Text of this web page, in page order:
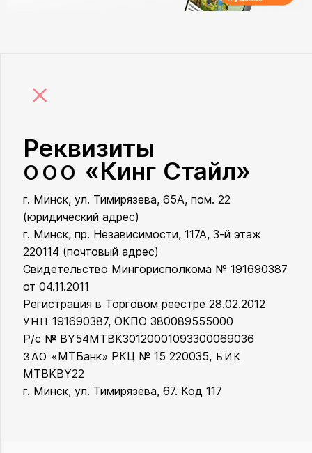
×
Реквизиты
ООО «Кинг Стайл»
ООО «Кинг Стайл»
г. Минск, ул. Тимирязева, 65А, пом. 22
(юридический адрес)
г. Минск, пр. Независимости, 117А, 3-й этаж
220114 (почтовый адрес)
Свидетельство Мингорисполкома № 191690387
от 04.11.2011
Регистрация в Торговом реестре 28.02.2012
УНП 191690387, ОКПО 380089555000
Р/с № BY54MTBK30120001093300069036
ЗАО «МТБанк» РКЦ № 15 220035, БИК
MTBKBY22
г. Минск, ул. Тимирязева, 67. Код 117